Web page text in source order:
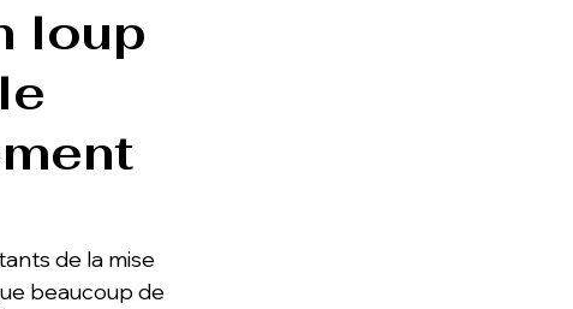
loup
de la mise
beaucoup de